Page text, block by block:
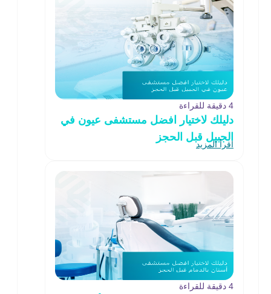
4 دقيقة للقراءة
دليلك لاختيار افضل مستشفى عيون في
الجبيل قبل الحجز
اقرأ المزيد
4 دقيقة للقراءة